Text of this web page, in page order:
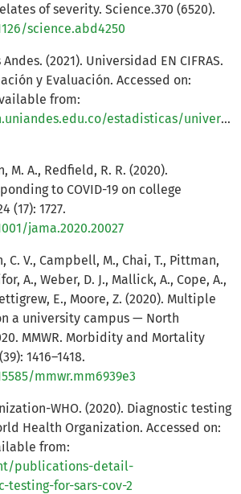
of severity. Science.370 (6520).
science.abd4250
(2021). Universidad EN CIFRAS.
y Evaluación. Accessed on:
from:
estadisticas/
M. A., Redfield, R. R. (2020).
to COVID-19 on college
(17): 1727.
jama.2020.20027
C. V., Campbell, M., Chai, T., Pittman,
A., Weber, D. J., Mallick, A., Cope, A.,
E., Moore, Z. (2020). Multiple
a university campus — North
MMWR. Morbidity and Mortality
1416–1418.
mmwr.mm6939e3
WHO. (2020). Diagnostic testing
Health Organization. Accessed on:
from:
publications-detail-
for-sars-cov-2